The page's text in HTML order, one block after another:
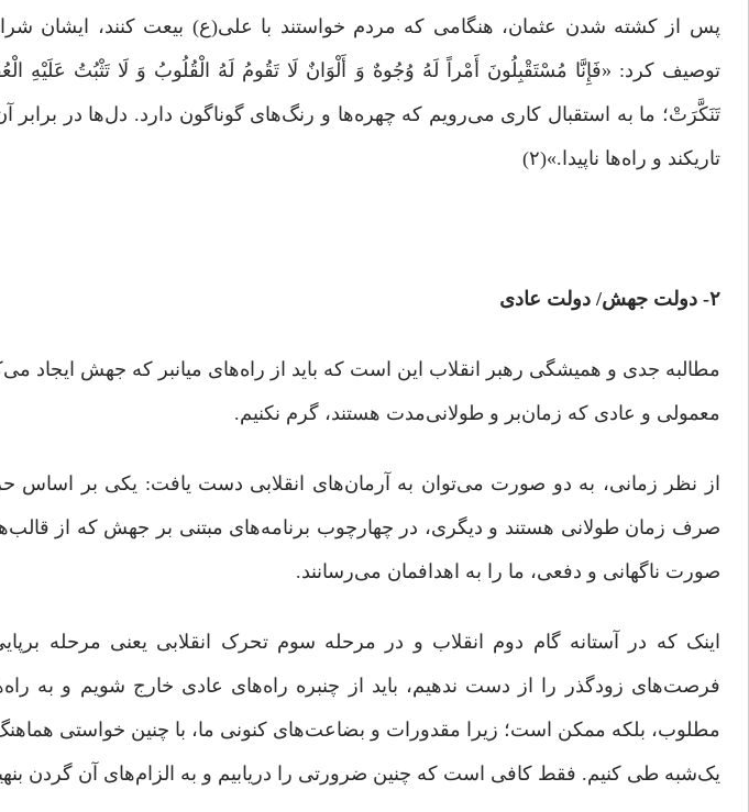
پس از کشته ‌شدن عثمان، هنگامی که مردم خواستند با علی(ع) بیعت کنند، ایشان
توصیف کرد: «فَإِنَّا مُسْتَقْبِلُونَ أَمْراً لَهُ وُجُوهٌ وَ أَلْوَانٌ لَا تَقُومُ لَهُ الْقُلُوبُ وَ لَا تَثْبُتُ عَلَیْهِ
تَنَکَّرَتْ؛ ما به استقبال کارى مى‌رویم که چهره‌ها و رنگ‌های گوناگون دارد. دل‌ها در برابر
تاریکند و راه‌ها ناپیدا.»(۲)
۲- دولت جهش/ دولت عادی
مطالبه جدی و همیشگی رهبر انقلاب این است که باید از راه‌های میانبر که جهش ایجاد
معمولی و عادی که زمان‌بر و طولانی‌مدت هستند، گرم نکنیم.
از نظر زمانی، به دو صورت می‌توان به آرمان‌های انقلابی دست یافت: یکی بر اساس
صرف زمان‌ طولانی هستند و دیگری، در چهارچوب برنامه‌های مبتنی بر جهش که از
‌صورت ناگهانی و دفعی، ما را به اهدافمان‌ می‌رسانند.
اینک که در آستانه گام دوم انقلاب و در مرحله سوم تحرک انقلابی یعنی مرحله
فرصت‌های زودگذر را از دست ندهیم، باید از چنبره راه‌های عادی خارج شویم و به
مطلوب، بلکه ممکن است؛ زیرا مقدورات و بضاعت‌های کنونی ما، با چنین خواستی هماهنگ
یک‌شبه طی کنیم. فقط کافی است که چنین ضرورتی را دریابیم و به الزام‌های آن گردن